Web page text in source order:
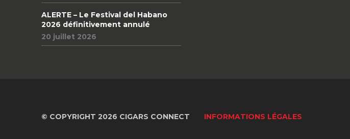
ALERTE – Le Festival del Habano
2026 définitivement annulé
20 juillet 2026
© COPYRIGHT 2026 CIGARS CONNECT INFORMATIONS LÉGALES